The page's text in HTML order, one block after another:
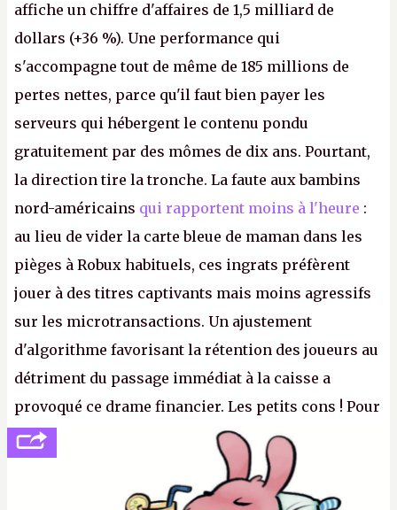
affiche un chiffre d'affaires de 1,5 milliard de
dollars (+36 %). Une performance qui
s'accompagne tout de même de 185 millions de
pertes nettes, parce qu'il faut bien payer les
serveurs qui hébergent le contenu pondu
gratuitement par des mômes de dix ans. Pourtant,
la direction tire la tronche. La faute aux bambins
nord-américains qui rapportent moins à l'heure :
au lieu de vider la carte bleue de maman dans les
pièges à Robux habituels, ces ingrats préfèrent
jouer à des titres captivants mais moins agressifs
sur les microtransactions. Un ajustement
d'algorithme favorisant la rétention des joueurs au
détriment du passage immédiat à la caisse a
provoqué ce drame financier. Les petits cons ! Pour
se consoler, le PDG David Baszucki peut compter
sur le déblocage du jeu en Russie et l'explosion des
joueurs majeurs (+32 %). L'avenir appartient donc